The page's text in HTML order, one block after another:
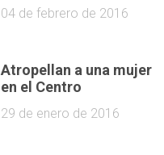
04 de febrero de 2016
Atropellan a una mujer
en el Centro
29 de enero de 2016